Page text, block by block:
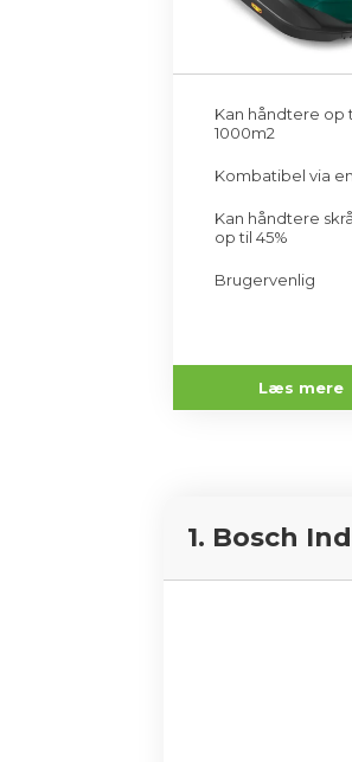
Jeg synes, det
selv har haft alle
tilgængelig viden
Tak fordi du
Kan håndtere op
1000m2
Kombatibel via
Kan håndtere
op til 45%
Brugervenlig
Læs mere
1. Bosch